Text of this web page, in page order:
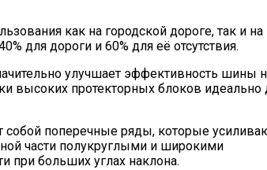
как на городской дороге, так и на
для дороги и 60% для её отсутствия.
улучшает эффективность шины
высоких протекторных блоков идеально
собой поперечные ряды, которые
части полукруглыми и широкими
при больших углах наклона.